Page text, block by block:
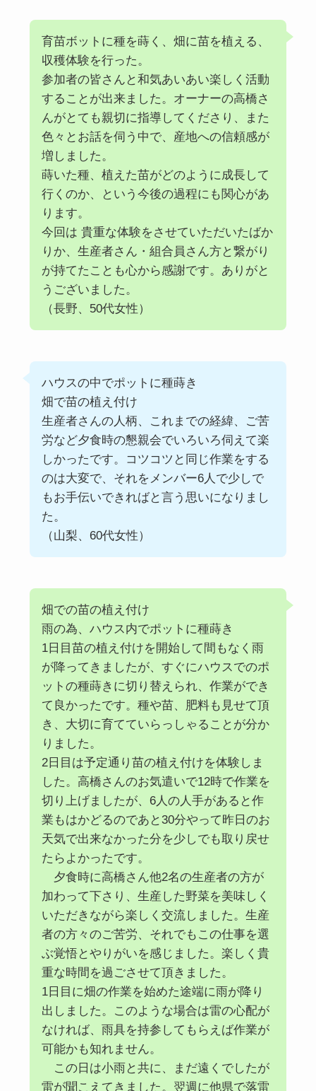
育苗ボットに種を蒔く、畑に苗を植える、
収穫体験を行った。
参加者の皆さんと和気あいあい楽しく活動
することが出来ました。オーナーの高橋さ
んがとても親切に指導してくださり、また
色々とお話を伺う中で、産地への信頼感が
増しました。
蒔いた種、植えた苗がどのように成長して
行くのか、という今後の過程にも関心があ
ります。
今回は 貴重な体験をさせていただいたばか
りか、生産者さん・組合員さん方と繋がり
が持てたことも心から感謝です。ありがと
うございました。
（長野、50代女性）
ハウスの中でポットに種蒔き
畑で苗の植え付け
生産者さんの人柄、これまでの経緯、ご苦
労など夕食時の懇親会でいろいろ伺えて楽
しかったです。コツコツと同じ作業をする
のは大変で、それをメンバー6人で少しで
もお手伝いできればと言う思いになりまし
た。
（山梨、60代女性）
畑での苗の植え付け
雨の為、ハウス内でポットに種蒔き
1日目苗の植え付けを開始して間もなく雨
が降ってきましたが、すぐにハウスでのポ
ットの種蒔きに切り替えられ、作業ができ
て良かったです。種や苗、肥料も見せて頂
き、大切に育てていらっしゃることが分か
りました。
2日目は予定通り苗の植え付けを体験しま
した。高橋さんのお気遣いで12時で作業を
切り上げましたが、6人の人手があると作
業もはかどるのであと30分やって昨日のお
天気で出来なかった分を少しでも取り戻せ
たらよかったです。
夕食時に高橋さん他2名の生産者の方が
加わって下さり、生産した野菜を美味しく
いただきながら楽しく交流しました。生産
者の方々のご苦労、それでもこの仕事を選
ぶ覚悟とやりがいを感じました。楽しく貴
重な時間を過ごさせて頂きました。
1日目に畑の作業を始めた途端に雨が降り
出しました。このような場合は雷の心配が
なければ、雨具を持参してもらえば作業が
可能かも知れません。
この日は小雨と共に、まだ遠くでしたが
雷が聞こえてきました。翌週に他県で落雷